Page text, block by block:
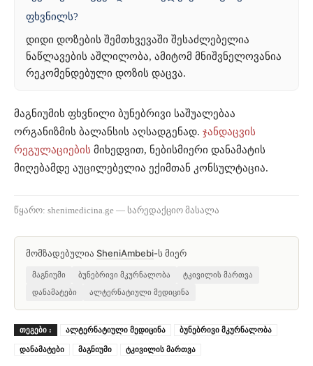
ფხვნილს?
დიდი დოზების შემთხვევაში შესაძლებელია
ნაწლავების აშლილობა, ამიტომ მნიშვნელოვანია
რეკომენდებული დოზის დაცვა.
მაგნიუმის ფხვნილი ბუნებრივი საშუალებაა
ორგანიზმის ბალანსის აღსადგენად. ჯანდაცვის
რეგულაციების მიხედვით, ნებისმიერი დანამატის
მიღებამდე აუცილებელია ექიმთან კონსულტაცია.
წყარო: shenimedicina.ge — სარედაქციო მასალა
მომზადებულია SheniAmbebi-ს მიერ
მაგნიუმი ბუნებრივი მკურნალობა
ტკივილის მართვა
დანამატები
ალტერნატიული მედიცინა
ᲗᲔᲒᲔᲑᲘ : ალტერნატიული მედიცინა ბუნებრივი მკურნალობა
დანამატები მაგნიუმი ტკივილის მართვა